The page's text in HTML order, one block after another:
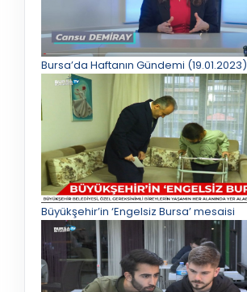
Bursa’da Haftanın Gündemi (19.01.2023)
Büyükşehir’in ‘Engelsiz Bursa’ mesaisi